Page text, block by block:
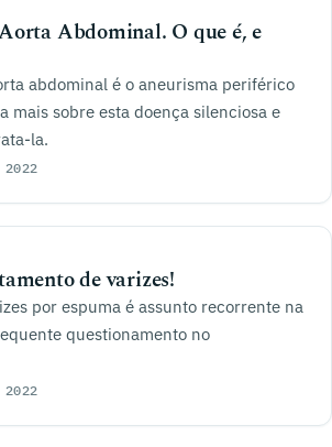
Abdominal. O que é, e
abdominal é o aneurisma periférico
mais sobre esta doença silenciosa e
la.
de varizes!
por espuma é assunto recorrente na
questionamento no